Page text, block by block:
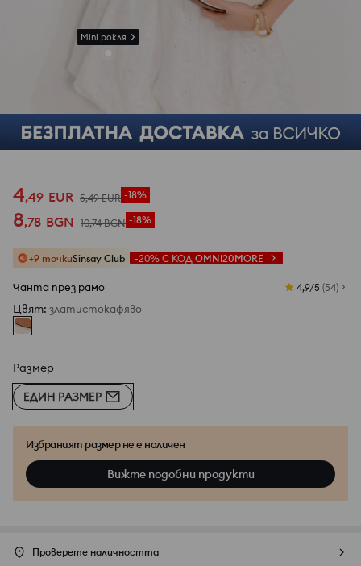
Mini рокля
4,49 EUR 5,49 EUR -18%
8,78 BGN 10,74 BGN -18%
+9 точкиSinsay Club -20% С КОД OMNI20MORE
Чанта през рамо 4,9/5 (54)
Цвят: златистокафяво
Размер
ЕДИН РАЗМЕР
Избраният размер не е наличен
Вижте подобни продукти
Проверете наличността